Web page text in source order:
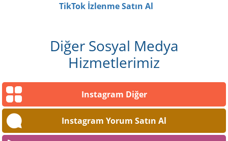
TikTok İzlenme Satın Al
Diğer Sosyal Medya
Hizmetlerimiz
Instagram Diğer
Instagram Yorum Satın Al